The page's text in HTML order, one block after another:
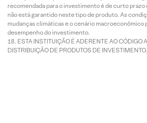
recomendada para o investimento é de curto
não está garantido neste tipo de produto. As
mudanças climáticas e o cenário macroeconômico
desempenho do investimento.
ESTA INSTITUIÇÃO É ADERENTE AO CÓDIGO
DISTRIBUIÇÃO DE PRODUTOS DE INVESTIMENTO.